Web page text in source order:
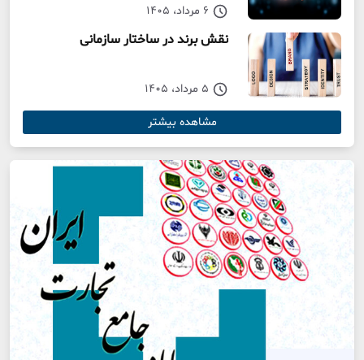
6 مرداد، 1405
نقش برند در ساختار سازمانی
5 مرداد، 1405
مشاهده بیشتر